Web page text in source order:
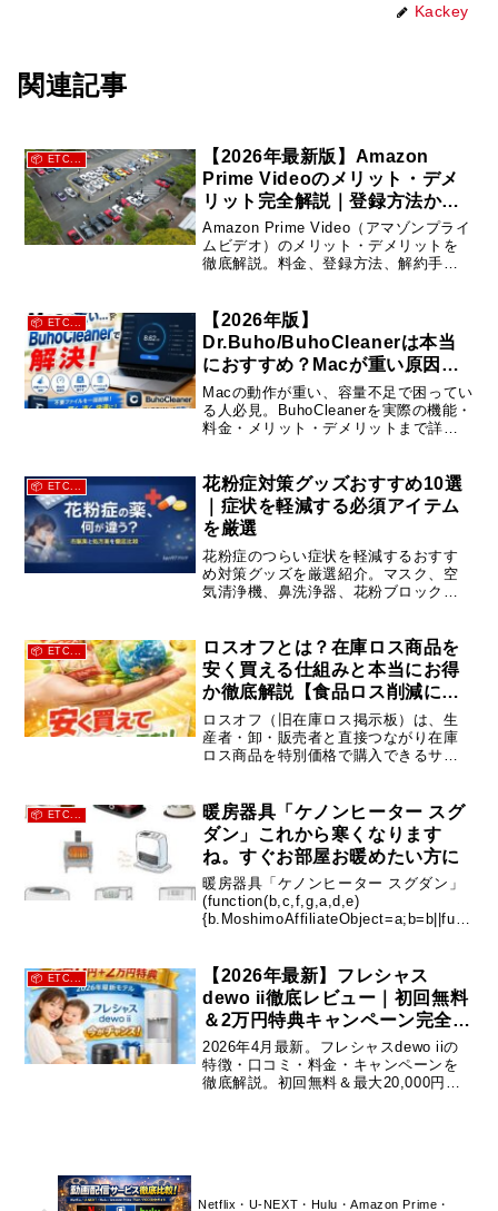
Kackey
関連記事
📦 ETC...
【2026年最新版】Amazon
Prime Videoのメリット・デメ
リット完全解説｜登録方法から
解約まで
Amazon Prime Video（アマゾンプライ
ムビデオ）のメリット・デメリットを
徹底解説。料金、登録方法、解約手
方法や失敗しない使い方も紹介。
📦 ETC...
【2026年版】
Dr.Buho/BuhoCleanerは本当
におすすめ？Macが重い原因を3
分で解決する高速クリーナーを
徹底レビュー
Macの動作が重い、容量不足で困ってい
る人必見。BuhoCleanerを実際の機能・
料金・メリット・デメリットまで詳し
たいポイントを解説します。
📦 ETC...
花粉症対策グッズおすすめ10選
｜症状を軽減する必須アイテム
を厳選
花粉症のつらい症状を軽減するおすす
め対策グッズを厳選紹介。マスク、空
気清浄機、鼻洗浄器、花粉ブロックス
📦 ETC...
ロスオフとは？在庫ロス商品を
安く買える仕組みと本当にお得
か徹底解説【食品ロス削減にも
貢献】
ロスオフ（旧在庫ロス掲示板）は、生
産者・卸・販売者と直接つながり在庫
ロス商品を特別価格で購入できるサー
法まで詳しく解説します。
📦 ETC...
暖房器具「ケノンヒーター スグ
ダン」これから寒くなります
ね。すぐお部屋お暖めたい方に
暖房器具「ケノンヒーター スグダン」
(function(b,c,f,g,a,d,e)
{b.MoshimoAffiliateObject=a;b=b||func
📦 ETC...
【2026年最新】フレシャス
dewo ii徹底レビュー｜初回無料
＆2万円特典キャンペーン完全解
説
2026年4月最新。フレシャスdewo iiの
特徴・口コミ・料金・キャンペーンを
徹底解説。初回無料＆最大20,000円特
Netflix・U-NEXT・Hulu・Amazon Prime・